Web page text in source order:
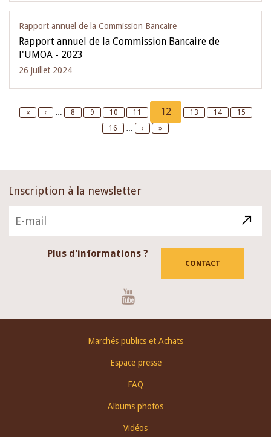
Rapport annuel de la Commission Bancaire
Rapport annuel de la Commission Bancaire de
l'UMOA - 2023
26 juillet 2024
First
«
Previous
‹ … Page
8 Page
9 Page
10 Page
11
Current
page
12 Page
13 Page
14 Page
15
Page
16 …
Next
›
Last
»
Inscription à la newsletter
Plus d'informations ?
CONTACT
Marchés publics et Achats
Espace presse
FAQ
Albums photos
Vidéos